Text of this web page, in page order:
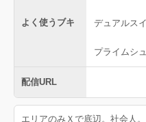
よく使うブキ デュアルス
プライムシ
配信URL
エリアのみＸで底辺。社会人